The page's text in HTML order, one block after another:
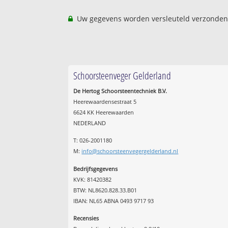
Uw gegevens worden versleuteld
Schoorsteenveger Gelderland
De Hertog Schoorsteentechniek B.V.
Heerewaardensestraat 5
6624 KK Heerewaarden
NEDERLAND
T: 026-2001180
M: info@schoorsteenvegergelderland.nl
Bedrijfsgegevens
KVK: 81420382
BTW: NL8620.828.33.B01
IBAN: NL65 ABNA 0493 9717 93
Recensies